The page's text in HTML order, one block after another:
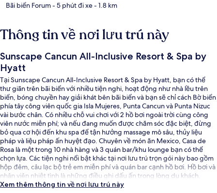
Bãi biển Forum- 5 phút đi xe- 1.8 km
Thông tin về nơi lưu trú này
Sunscape Cancun All-Inclusive Resort & Spa by
Hyatt
Tại Sunscape Cancun All-Inclusive Resort & Spa by Hyatt, bạn có thể
thư giãn trên bãi biển với nhiều tiện nghi, hoạt động như nhà lều trên
biển, bóng chuyền hay giải khát bên bãi biển và bạn sẽ chỉ cách Bờ biển
phía tây công viên quốc gia Isla Mujeres, Punta Cancun và Punta Nizuc
vài bước chân. Có nhiều chỗ vui chơi với 2 hồ bơi ngoài trời cùng công
viên nước miễn phí; và nếu đang muốn được chăm sóc đặc biệt, đừng
bỏ qua cơ hội đến khu spa để tận hưởng massage mô sâu, thủy liệu
pháp và liệu pháp ấn huyệt đạo. Chuyên về món ăn Mexico, Casa de
Rosa là một trong 10 nhà hàng và 3 quán bar/khu lounge bạn có thể
chọn lựa. Các tiện nghi nổi bật khác tại nơi lưu trú trọn gói này bao gồm
hộp đêm, câu lạc bộ trẻ em miễn phí và quán bar cạnh hồ bơi. Hồ bơi và
nhân viên nhiệt tình là những điều ghi dấu ấn trong lòng du khách.
Xem thêm thông tin về nơi lưu trú này